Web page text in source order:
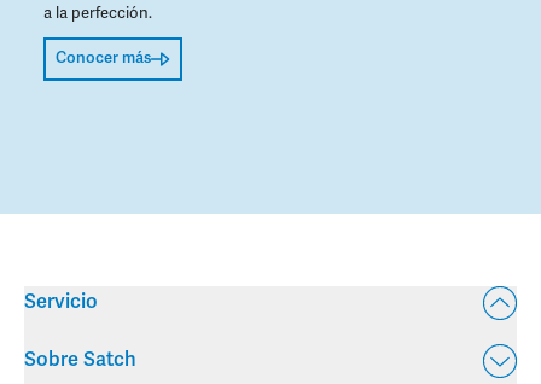
a la perfección.
Conocer más
Servicio
Sobre Satch